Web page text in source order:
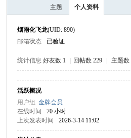
主题 个人资料
烟雨化飞龙(UID: 890)
邮箱状态
已验证
统计信息 好友数 1 回帖数 229 主题数
活跃概况
用户组金牌会员
在线时间
70 小时
上次发表时间
2026-3-14 11:02